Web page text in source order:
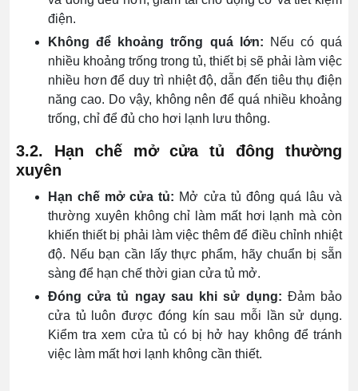
điện.
Không để khoảng trống quá lớn: Nếu có quá
nhiều khoảng trống trong tủ, thiết bị sẽ phải làm việc
nhiều hơn để duy trì nhiệt độ, dẫn đến tiêu thụ điện
năng cao. Do vậy, không nên để quá nhiều khoảng
trống, chỉ để đủ cho hơi lạnh lưu thông.
3.2. Hạn chế mở cửa tủ đông thường
xuyên
Hạn chế mở cửa tủ: Mở cửa tủ đông quá lâu và
thường xuyên không chỉ làm mất hơi lạnh mà còn
khiến thiết bị phải làm việc thêm để điều chỉnh nhiệt
độ. Nếu bạn cần lấy thực phẩm, hãy chuẩn bị sẵn
sàng để hạn chế thời gian cửa tủ mở.
Đóng cửa tủ ngay sau khi sử dụng: Đảm bảo
cửa tủ luôn được đóng kín sau mỗi lần sử dụng.
Kiểm tra xem cửa tủ có bị hở hay không để tránh
việc làm mất hơi lạnh không cần thiết.